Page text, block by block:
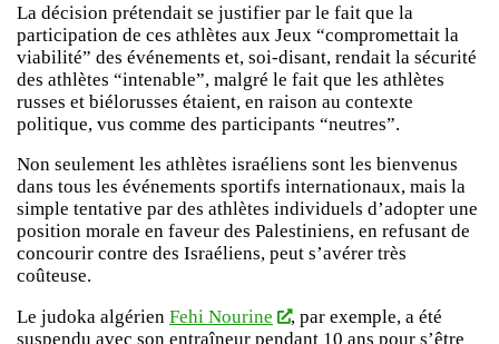
La décision prétendait se justifier par le fait que la
participation de ces athlètes aux Jeux “compromettait la
viabilité” des événements et, soi-disant, rendait la sécurité
des athlètes “intenable”, malgré le fait que les athlètes
russes et biélorusses étaient, en raison au contexte
politique, vus comme des participants “neutres”.
Non seulement les athlètes israéliens sont les bienvenus
dans tous les événements sportifs internationaux, mais la
simple tentative par des athlètes individuels d’adopter une
position morale en faveur des Palestiniens, en refusant de
concourir contre des Israéliens, peut s’avérer très
coûteuse.
Le judoka algérien Fehi Nourine
, par exemple, a été
suspendu avec son entraîneur pendant 10 ans pour s’être